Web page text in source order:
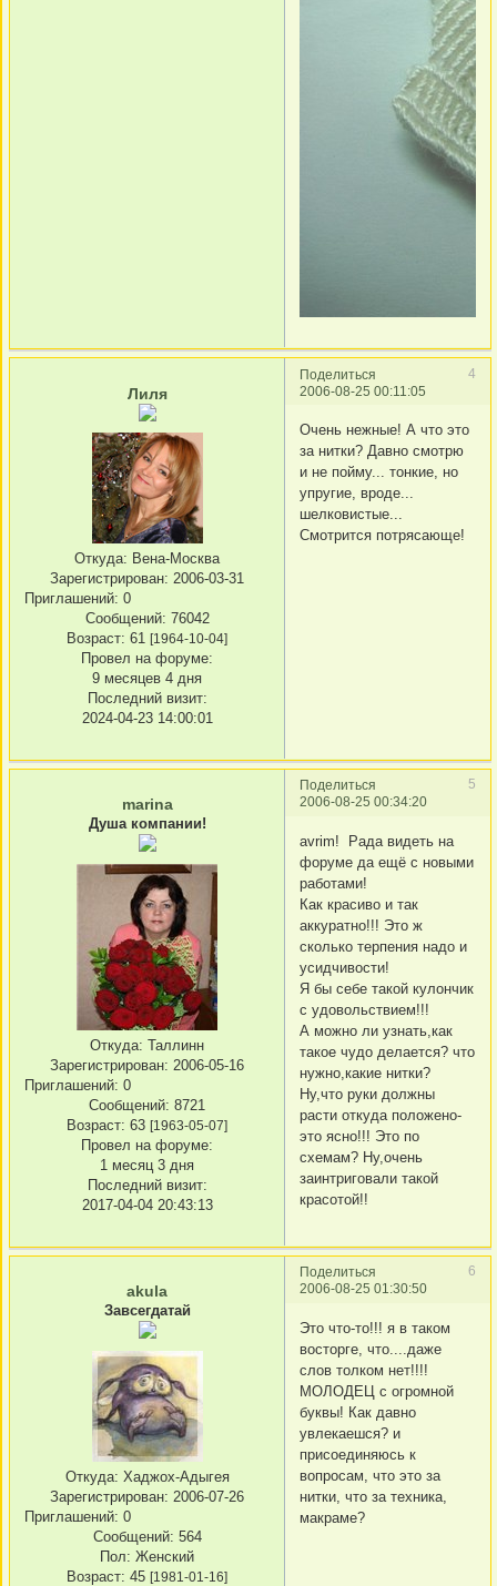
Поделиться
4
2006-08-25 00:11:05
Лиля
Откуда: Вена-Москва
Зарегистрирован: 2006-03-31
Приглашений: 0
Сообщений: 76042
Возраст: 61 [1964-10-04]
Провел на форуме:
9 месяцев 4 дня
Последний визит:
2024-04-23 14:00:01
Очень нежные! А что это
за нитки? Давно смотрю
и не пойму... тонкие, но
упругие, вроде...
шелковистые...
Смотрится потрясающе!
Поделиться
5
2006-08-25 00:34:20
marina
Душа компании!
Откуда: Таллинн
Зарегистрирован: 2006-05-16
Приглашений: 0
Сообщений: 8721
Возраст: 63 [1963-05-07]
Провел на форуме:
1 месяц 3 дня
Последний визит:
2017-04-04 20:43:13
avrim! Рада видеть на
форуме да ещё с новыми
работами!
Как красиво и так
аккуратно!!! Это ж
сколько терпения надо и
усидчивости!
Я бы себе такой кулончик
с удовольствием!!!
А можно ли узнать,как
такое чудо делается? что
нужно,какие нитки?
Ну,что руки должны
расти откуда положено-
это ясно!!! Это по
схемам? Ну,очень
заинтриговали такой
красотой!!
Поделиться
6
2006-08-25 01:30:50
akula
Завсегдатай
Откуда: Хаджох-Адыгея
Зарегистрирован: 2006-07-26
Приглашений: 0
Сообщений: 564
Пол: Женский
Возраст: 45 [1981-01-16]
Это что-то!!! я в таком
восторге, что....даже
слов толком нет!!!!
МОЛОДЕЦ с огромной
буквы! Как давно
увлекаешся? и
присоединяюсь к
вопросам, что это за
нитки, что за техника,
макраме?